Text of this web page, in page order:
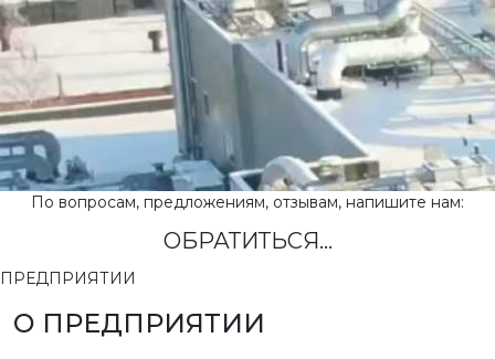
По вопросам, предложениям, отзывам, напишите нам:
ОБРАТИТЬСЯ...
ПРЕДПРИЯТИИ
О ПРЕДПРИЯТИИ